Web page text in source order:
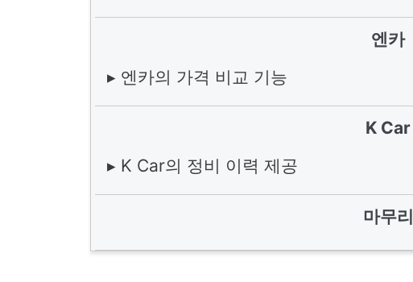
엔카
▸ 엔카의 가격 비교 기능
K Car
▸ K Car의 정비 이력 제공
마무리